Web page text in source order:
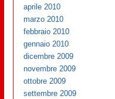
aprile 2010
marzo 2010
febbraio 2010
gennaio 2010
dicembre 2009
novembre 2009
ottobre 2009
settembre 2009